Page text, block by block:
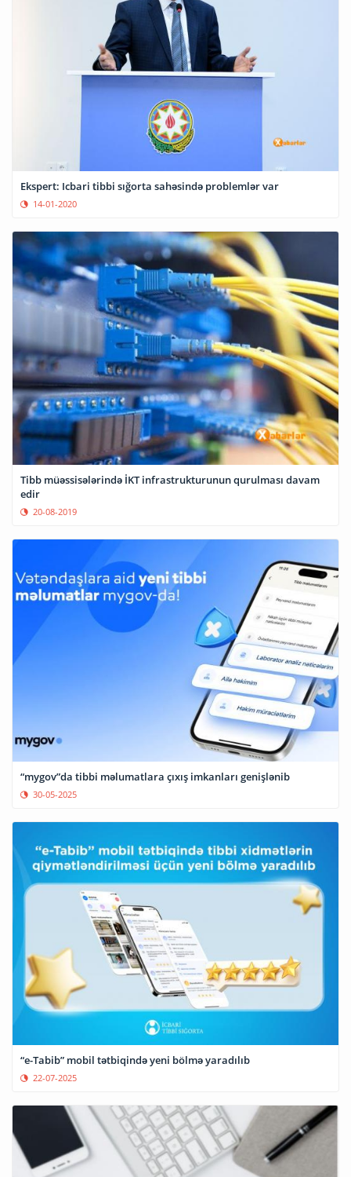
Ekspert: Icbari tibbi sığorta sahəsində problemlər var
14-01-2020
Tibb müəssisələrində İKT infrastrukturunun qurulması davam
edir
20-08-2019
“mygov”da tibbi məlumatlara çıxış imkanları genişlənib
30-05-2025
“e-Tabib” mobil tətbiqində yeni bölmə yaradılıb
22-07-2025